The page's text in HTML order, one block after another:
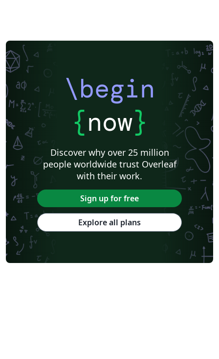
\begin
{now}
Discover why over 25 million
people worldwide trust Overleaf
with their work.
Sign up for free
Explore all plans